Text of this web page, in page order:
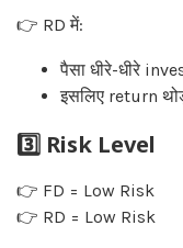
👉 RD में:
पैसा धीरे-धीरे
इसलिए return
3️⃣ Risk Level
👉 FD = Low Risk
👉 RD = Low Risk